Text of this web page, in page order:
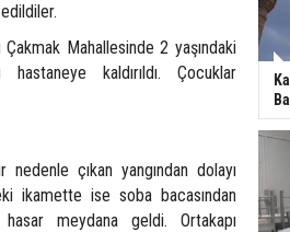
Mahallesinde 2 yaşındaki
kaldırıldı. Çocuklar
çıkan yangından dolayı
ikamette ise soba bacasından
meydana geldi. Ortakapı